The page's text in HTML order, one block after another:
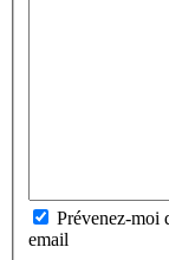
Prévenez-moi
email